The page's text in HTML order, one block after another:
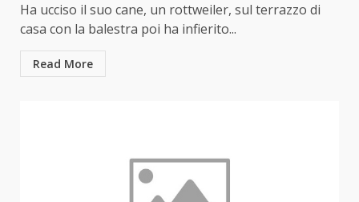
Ha ucciso il suo cane, un rottweiler, sul terrazzo di
casa con la balestra poi ha infierito...
Read More